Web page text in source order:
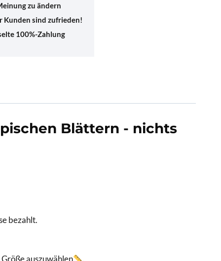
zu ändern
Kunden sind zufrieden!
100%-Zahlung
Blättern - nichts
bezahlt.
auszuwählen